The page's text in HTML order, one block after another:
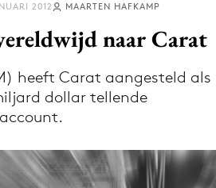
de app
via de Adformatie
app
2012 MAARTEN HAFKAMP
naar Carat
heeft Carat aangesteld als
dollar tellende